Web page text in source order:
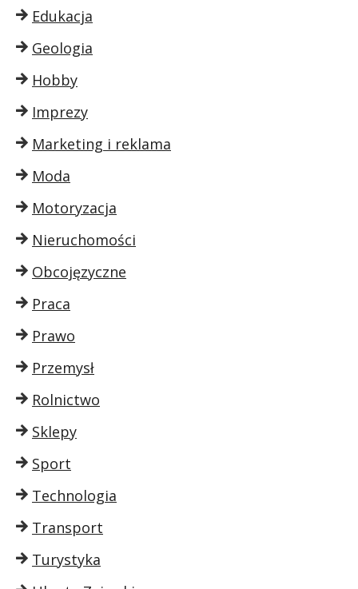
Edukacja
Geologia
Hobby
Imprezy
Marketing i reklama
Moda
Motoryzacja
Nieruchomości
Obcojęzyczne
Praca
Prawo
Przemysł
Rolnictwo
Sklepy
Sport
Technologia
Transport
Turystyka